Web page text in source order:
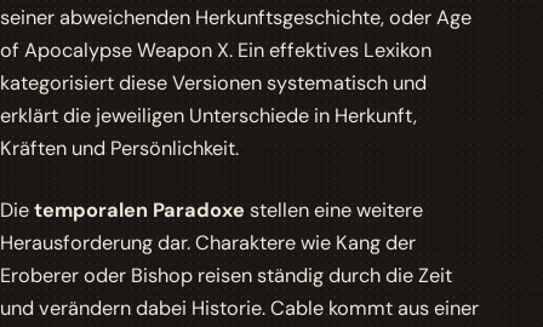
seiner abweichenden Herkunftsgeschichte, oder Age
of Apocalypse Weapon X. Ein effektives Lexikon
kategorisiert diese Versionen systematisch und
erklärt die jeweiligen Unterschiede in Herkunft,
Kräften und Persönlichkeit.
Dietemporalen Paradoxe stellen eine weitere
Herausforderung dar. Charaktere wie Kang der
Eroberer oder Bishop reisen ständig durch die Zeit
und verändern dabei Historie. Cable kommt aus einer